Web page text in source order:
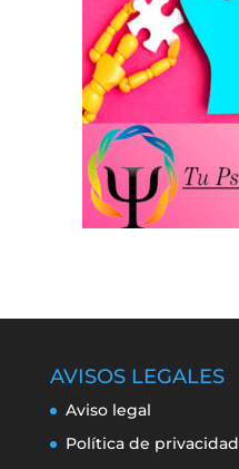
AVISOS LEGALES
Aviso legal
Política de privacidad